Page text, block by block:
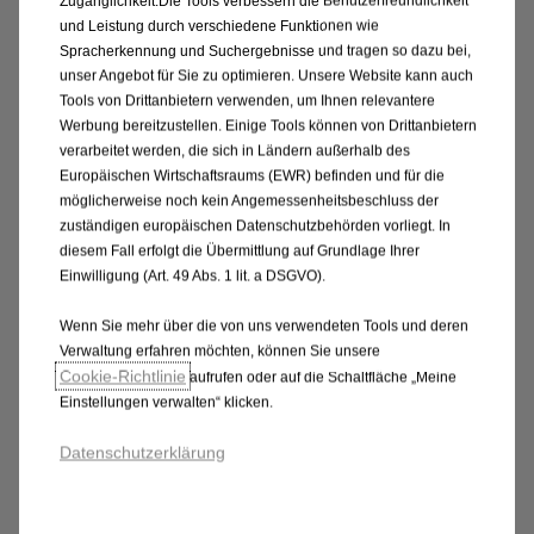
Test der Temperaturabsenkung an den
Belüftungsdüsen bei eingeschalteter
Klimaanlage
Geruchstest
Funktionsprüfung des Umluftsystems
Prüfung des Kompressors auf Funktion und
außerordentliche Geräuschentwicklung bei
eingeschalteter Klimaanlage
Nur bei Opel - Der Klimaanlagen-
Check mit Garantie-Zertifikat
Oder entscheiden Sie sich für unseren
und Leistung durch verschiedene Funktionen wie
Spracherkennung und Suchergebnisse und tragen so dazu bei,
unser Angebot für Sie zu optimieren. Unsere Website kann auch
Tools von Drittanbietern verwenden, um Ihnen relevantere
Werbung bereitzustellen. Einige Tools können von Drittanbietern
verarbeitet werden, die sich in Ländern außerhalb des
Europäischen Wirtschaftsraums (EWR) befinden und für die
möglicherweise noch kein Angemessenheitsbeschluss der
zuständigen europäischen Datenschutzbehörden vorliegt. In
diesem Fall erfolgt die Übermittlung auf Grundlage Ihrer
Einwilligung (Art. 49 Abs. 1 lit. a DSGVO).
Wenn Sie mehr über die von uns verwendeten Tools und deren
Verwaltung erfahren möchten, können Sie unsere
Cookie‑Richtlinie aufrufen oder auf die Schaltfläche „Meine
Einstellungen verwalten“ klicken.
Datenschutzerklärung